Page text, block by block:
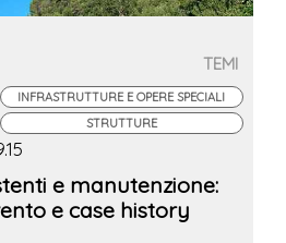
TEMI
INFRASTRUTTURE E OPERE SPECIALI
STRUTTURE
e manutenzione:
e case history